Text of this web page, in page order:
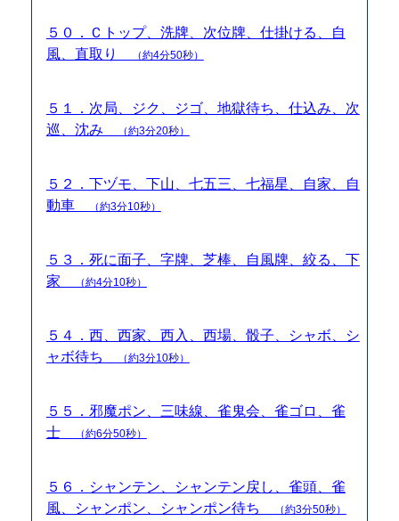
５０．Ｃトップ、洗牌、次位牌、仕掛ける、自
風、直取り
（約4分50秒）
５１．次局、ジク、ジゴ、地獄待ち、仕込み、次
巡、沈み
（約3分20秒）
５２．下ヅモ、下山、七五三、七福星、自家、自
動車
（約3分10秒）
５３．死に面子、字牌、芝棒、自風牌、絞る、下
家
（約4分10秒）
５４．西、西家、西入、西場、骰子、シャボ、シ
ャボ待ち
（約3分10秒）
５５．邪魔ポン、三味線、雀鬼会、雀ゴロ、雀
士
（約6分50秒）
５６．シャンテン、シャンテン戻し、雀頭、雀
風、シャンポン、シャンポン待ち
（約3分50秒）